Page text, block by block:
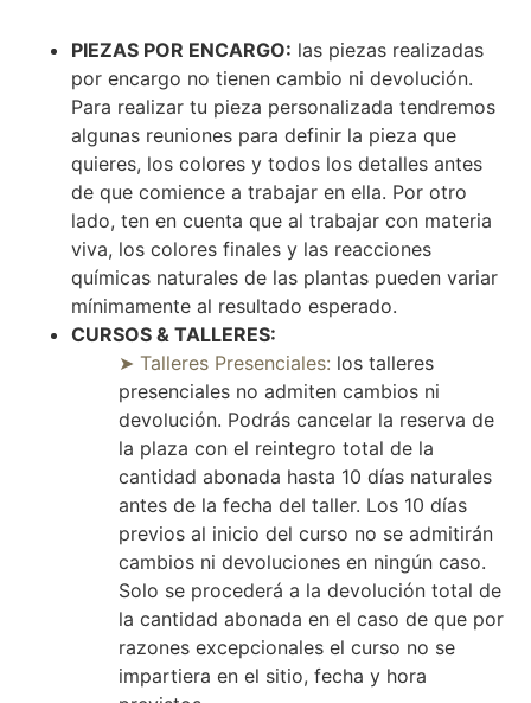
PIEZAS POR ENCARGO: las piezas realizadas
por encargo no tienen cambio ni devolución.
Para realizar tu pieza personalizada tendremos
algunas reuniones para definir la pieza que
quieres, los colores y todos los detalles antes
de que comience a trabajar en ella. Por otro
lado, ten en cuenta que al trabajar con materia
viva, los colores finales y las reacciones
químicas naturales de las plantas pueden variar
mínimamente al resultado esperado.
CURSOS & TALLERES:
➤ Talleres Presenciales: los talleres
presenciales no admiten cambios ni
devolución. Podrás cancelar la reserva de
la plaza con el reintegro total de la
cantidad abonada hasta 10 días naturales
antes de la fecha del taller. Los 10 días
previos al inicio del curso no se admitirán
cambios ni devoluciones en ningún caso.
Solo se procederá a la devolución total de
la cantidad abonada en el caso de que por
razones excepcionales el curso no se
impartiera en el sitio, fecha y hora